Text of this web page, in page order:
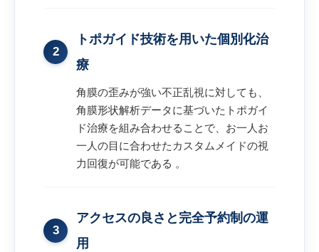
2
トポガイド技術を用いた個別化治
療
角膜の歪みが強い不正乱視に対しても、
角膜形状解析データに基づいたトポガイ
ド治療を組み合わせることで、お一人お
一人の目に合わせたカスタムメイドの視
力回復が可能である 。
3
アクセスの良さと完全予約制の運
用